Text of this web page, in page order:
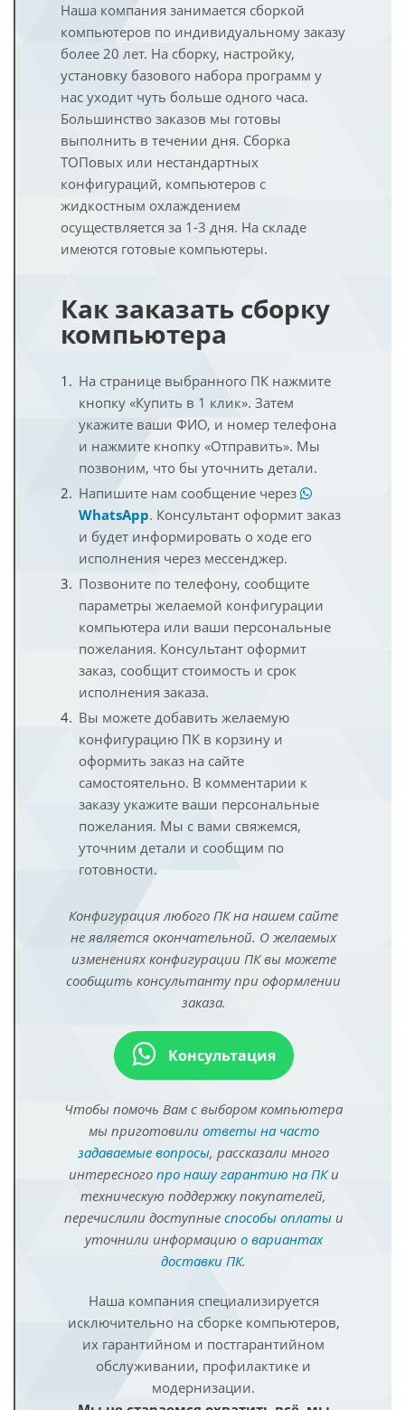
Наша компания занимается сборкой
компьютеров по индивидуальному заказу
более 20 лет. На сборку, настройку,
установку базового набора программ у
нас уходит чуть больше одного часа.
Большинство заказов мы готовы
выполнить в течении дня. Сборка
ТОПовых или нестандартных
конфигураций, компьютеров с
жидкостным охлаждением
осуществляется за 1-3 дня. На складе
имеются готовые компьютеры.
Как заказать сборку
компьютера
На странице выбранного ПК нажмите
кнопку «Купить в 1 клик». Затем
укажите ваши ФИО, и номер телефона
и нажмите кнопку «Отправить». Мы
позвоним, что бы уточнить детали.
Напишите нам сообщение через
WhatsApp. Консультант оформит заказ
и будет информировать о ходе его
исполнения через мессенджер.
Позвоните по телефону, сообщите
параметры желаемой конфигурации
компьютера или ваши персональные
пожелания. Консультант оформит
заказ, сообщит стоимость и срок
исполнения заказа.
Вы можете добавить желаемую
конфигурацию ПК в корзину и
оформить заказ на сайте
самостоятельно. В комментарии к
заказу укажите ваши персональные
пожелания. Мы с вами свяжемся,
уточним детали и сообщим по
готовности.
Конфигурация любого ПК на нашем сайте
не является окончательной. О желаемых
изменениях конфигурации ПК вы можете
сообщить консультанту при оформлении
заказа.
Консультация
Чтобы помочь Вам с выбором компьютера
мы приготовили ответы на часто
задаваемые вопросы, рассказали много
интересного про нашу гарантию на ПКи
техническую поддержку покупателей,
перечислили доступные способы оплатыи
уточнили информацию о вариантах
доставки ПК.
Наша компания специализируется
исключительно на сборке компьютеров,
их гарантийном и постгарантийном
обслуживании, профилактике и
модернизации.